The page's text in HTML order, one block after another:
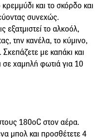
κρεμμύδι και το σκόρδο και
συνεχώς.
εξατμιστεί το αλκοόλ,
την κανέλα, το κύμινο,
Σκεπάζετε με καπάκι και
χαμηλή φωτιά για 10
180οC στον αέρα.
μπολ και προσθέτετε 4